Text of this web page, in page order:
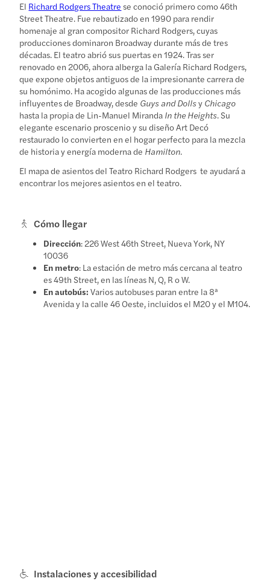
El Richard Rodgers Theatre se conoció primero como 46th
Street Theatre. Fue rebautizado en 1990 para rendir
homenaje al gran compositor Richard Rodgers, cuyas
producciones dominaron Broadway durante más de tres
décadas. El teatro abrió sus puertas en 1924. Tras ser
renovado en 2006, ahora alberga la Galería Richard Rodgers,
que expone objetos antiguos de la impresionante carrera de
su homónimo. Ha acogido algunas de las producciones más
influyentes de Broadway, desde Guys and Dollsy Chicago
hasta la propia de Lin-Manuel Miranda In the Heights. Su
elegante escenario proscenio y su diseño Art Decó
restaurado lo convierten en el hogar perfecto para la mezcla
de historia y energía moderna de Hamilton.
El mapa de asientos del Teatro Richard Rodgers te ayudará a
encontrar los mejores asientos en el teatro.
Cómo llegar
Dirección: 226 West 46th Street, Nueva York, NY
10036
En metro: La estación de metro más cercana al teatro
es 49th Street, en las líneas N, Q, R o W.
En autobús: Varios autobuses paran entre la 8ª
Avenida y la calle 46 Oeste, incluidos el M20 y el M104.
Instalaciones y accesibilidad